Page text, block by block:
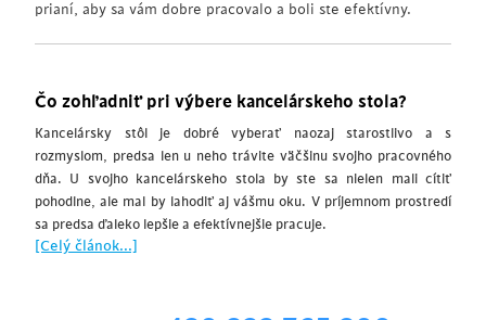
prianí, aby sa vám dobre pracovalo a boli ste efektívny.
Čo zohľadniť pri výbere kancelárskeho stola?
Kancelársky stôl je dobré vyberať naozaj starostlivo a s
rozmyslom, predsa len u neho trávite väčšinu svojho pracovného
dňa. U svojho kancelárskeho stola by ste sa nielen mali cítiť
pohodlne, ale mal by lahodiť aj vášmu oku. V príjemnom prostredí
sa predsa ďaleko lepšie a efektívnejšie pracuje.
[Celý článok...]